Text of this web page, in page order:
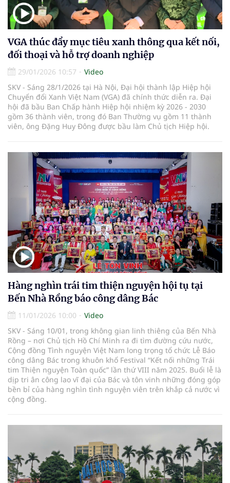
VGA thúc đẩy mục tiêu xanh thông qua kết nối,
đối thoại và hỗ trợ doanh nghiệp
29/01/2026 10:57
Video
SKV - Sáng 28/1/2026 tại Hà Nội, Đại hội thành lập Hiệp hội
Chuyển đổi Xanh Việt Nam (VGA) đã chính thức diễn ra. Đại
hội đã bầu Ban Chấp hành Hiệp hội nhiệm kỳ 2026 - 2030
gồm 36 thành viên, trong đó Ban Thường vụ gồm 11 thành
viên, ông Đặng Huy Đông được bầu làm Chủ tịch Hiệp hội.
Hàng nghìn trái tim thiện nguyện hội tụ tại
Bến Nhà Rồng báo công dâng Bác
11/01/2026 10:00
Video
SKV - Sáng 10/01, trong không gian linh thiêng của Bến Nhà
Rồng – nơi Chủ tịch Hồ Chí Minh ra đi tìm đường cứu nước,
Cộng đồng Tình nguyện Việt Nam long trọng tổ chức Lễ Báo
công dâng Bác trong khuôn khổ Festival “Kết nối những Trái
tim Thiện nguyện Toàn quốc” lần thứ VIII năm 2025. Buổi lễ là
dịp tri ân công lao vĩ đại của Bác và tôn vinh những đóng góp
bền bỉ của hàng nghìn tình nguyện viên trên khắp cả nước vì
cộng đồng.